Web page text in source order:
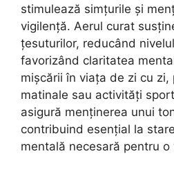
stimulează simțurile și
vigilență. Aerul curat
țesuturilor, reducând
favorizând claritatea
mișcării în viața de zi cu zi,
matinale sau activități
asigură menținerea unui
contribuind esențial la
mentală necesară pentru